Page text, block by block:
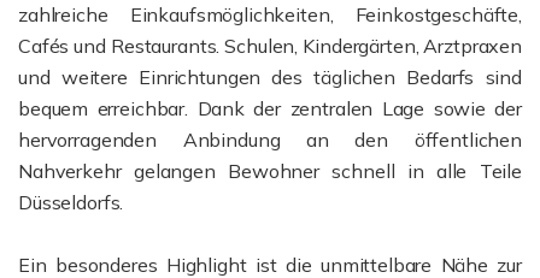
zahlreiche Einkaufsmöglichkeiten, Feinkostgeschäfte,
Cafés und Restaurants. Schulen, Kindergärten, Arztpraxen
und weitere Einrichtungen des täglichen Bedarfs sind
bequem erreichbar. Dank der zentralen Lage sowie der
hervorragenden Anbindung an den öffentlichen
Nahverkehr gelangen Bewohner schnell in alle Teile
Düsseldorfs.
Ein besonderes Highlight ist die unmittelbare Nähe zur